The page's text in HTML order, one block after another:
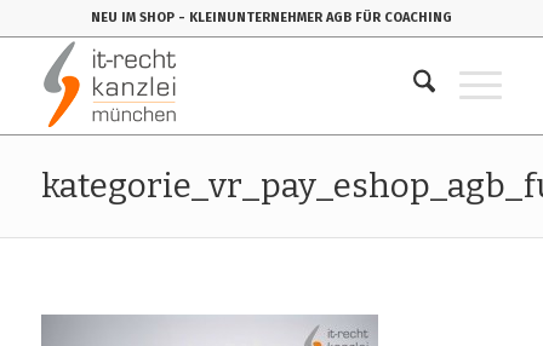
NEU IM SHOP - KLEINUNTERNEHMER AGB FÜR COACHING